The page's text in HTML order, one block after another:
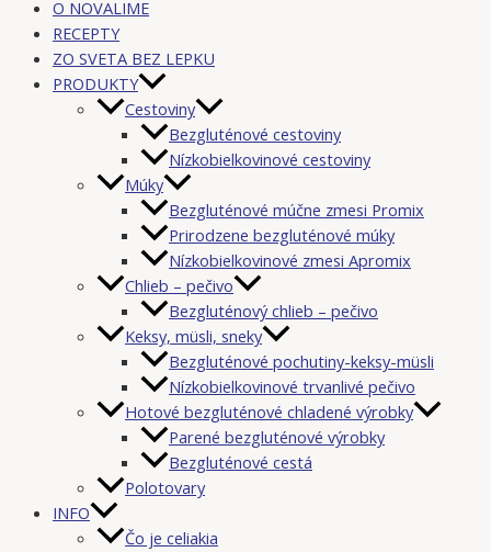
O NOVALIME
RECEPTY
ZO SVETA BEZ LEPKU
PRODUKTY
Cestoviny
Bezgluténové cestoviny
Nízkobielkovinové cestoviny
Múky
Bezgluténové múčne zmesi Promix
Prirodzene bezgluténové múky
Nízkobielkovinové zmesi Apromix
Chlieb – pečivo
Bezgluténový chlieb – pečivo
Keksy, müsli, sneky
Bezgluténové pochutiny-keksy-müsli
Nízkobielkovinové trvanlivé pečivo
Hotové bezgluténové chladené výrobky
Parené bezgluténové výrobky
Bezgluténové cestá
Polotovary
INFO
Čo je celiakia